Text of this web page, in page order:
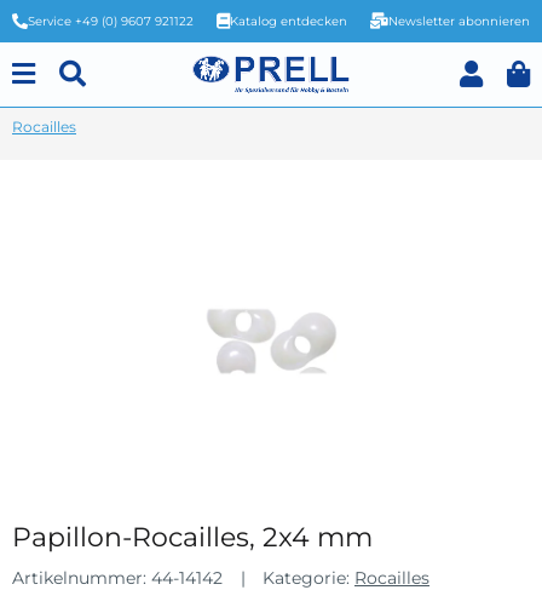
Service +49 (0) 9607 921122 Katalog entdecken Newsletter abonnieren
Rocailles
Papillon-Rocailles, 2x4 mm
Artikelnummer: 44-14142 Kategorie: Rocailles